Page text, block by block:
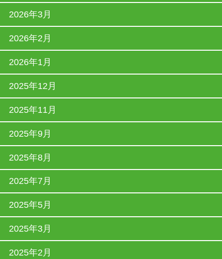
2026年3月
2026年2月
2026年1月
2025年12月
2025年11月
2025年9月
2025年8月
2025年7月
2025年5月
2025年3月
2025年2月